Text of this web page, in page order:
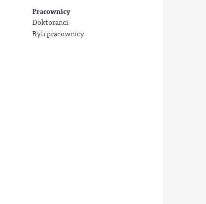
Pracownicy
Doktoranci
Byli pracownicy